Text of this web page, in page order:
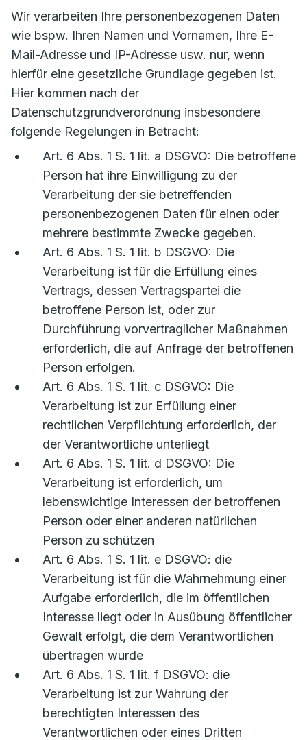
Wir verarbeiten Ihre personenbezogenen Daten
wie bspw. Ihren Namen und Vornamen, Ihre E-
Mail-Adresse und IP-Adresse usw. nur, wenn
hierfür eine gesetzliche Grundlage gegeben ist.
Hier kommen nach der
Datenschutzgrundverordnung insbesondere
folgende Regelungen in Betracht:
Art. 6 Abs. 1 S. 1 lit. a DSGVO: Die betroffene
Person hat ihre Einwilligung zu der
Verarbeitung der sie betreffenden
personenbezogenen Daten für einen oder
mehrere bestimmte Zwecke gegeben.
Art. 6 Abs. 1 S. 1 lit. b DSGVO: Die
Verarbeitung ist für die Erfüllung eines
Vertrags, dessen Vertragspartei die
betroffene Person ist, oder zur
Durchführung vorvertraglicher Maßnahmen
erforderlich, die auf Anfrage der betroffenen
Person erfolgen.
Art. 6 Abs. 1 S. 1 lit. c DSGVO: Die
Verarbeitung ist zur Erfüllung einer
rechtlichen Verpflichtung erforderlich, der
der Verantwortliche unterliegt
Art. 6 Abs. 1 S. 1 lit. d DSGVO: Die
Verarbeitung ist erforderlich, um
lebenswichtige Interessen der betroffenen
Person oder einer anderen natürlichen
Person zu schützen
Art. 6 Abs. 1 S. 1 lit. e DSGVO: die
Verarbeitung ist für die Wahrnehmung einer
Aufgabe erforderlich, die im öffentlichen
Interesse liegt oder in Ausübung öffentlicher
Gewalt erfolgt, die dem Verantwortlichen
übertragen wurde
Art. 6 Abs. 1 S. 1 lit. f DSGVO: die
Verarbeitung ist zur Wahrung der
berechtigten Interessen des
Verantwortlichen oder eines Dritten